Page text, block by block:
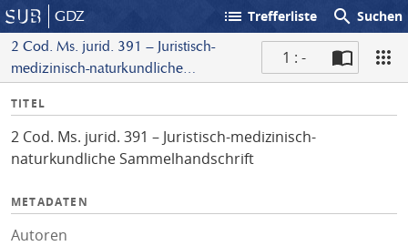
GDZ list Trefferliste search Suchen
2 Cod. Ms. jurid. 391 – Juristisch-
medizinisch-naturkundliche
1 : -
I
f
o
TITEL
2 Cod. Ms. jurid. 391 – Juristisch-medizinisch-
naturkundliche Sammelhandschrift
METADATEN
Autoren